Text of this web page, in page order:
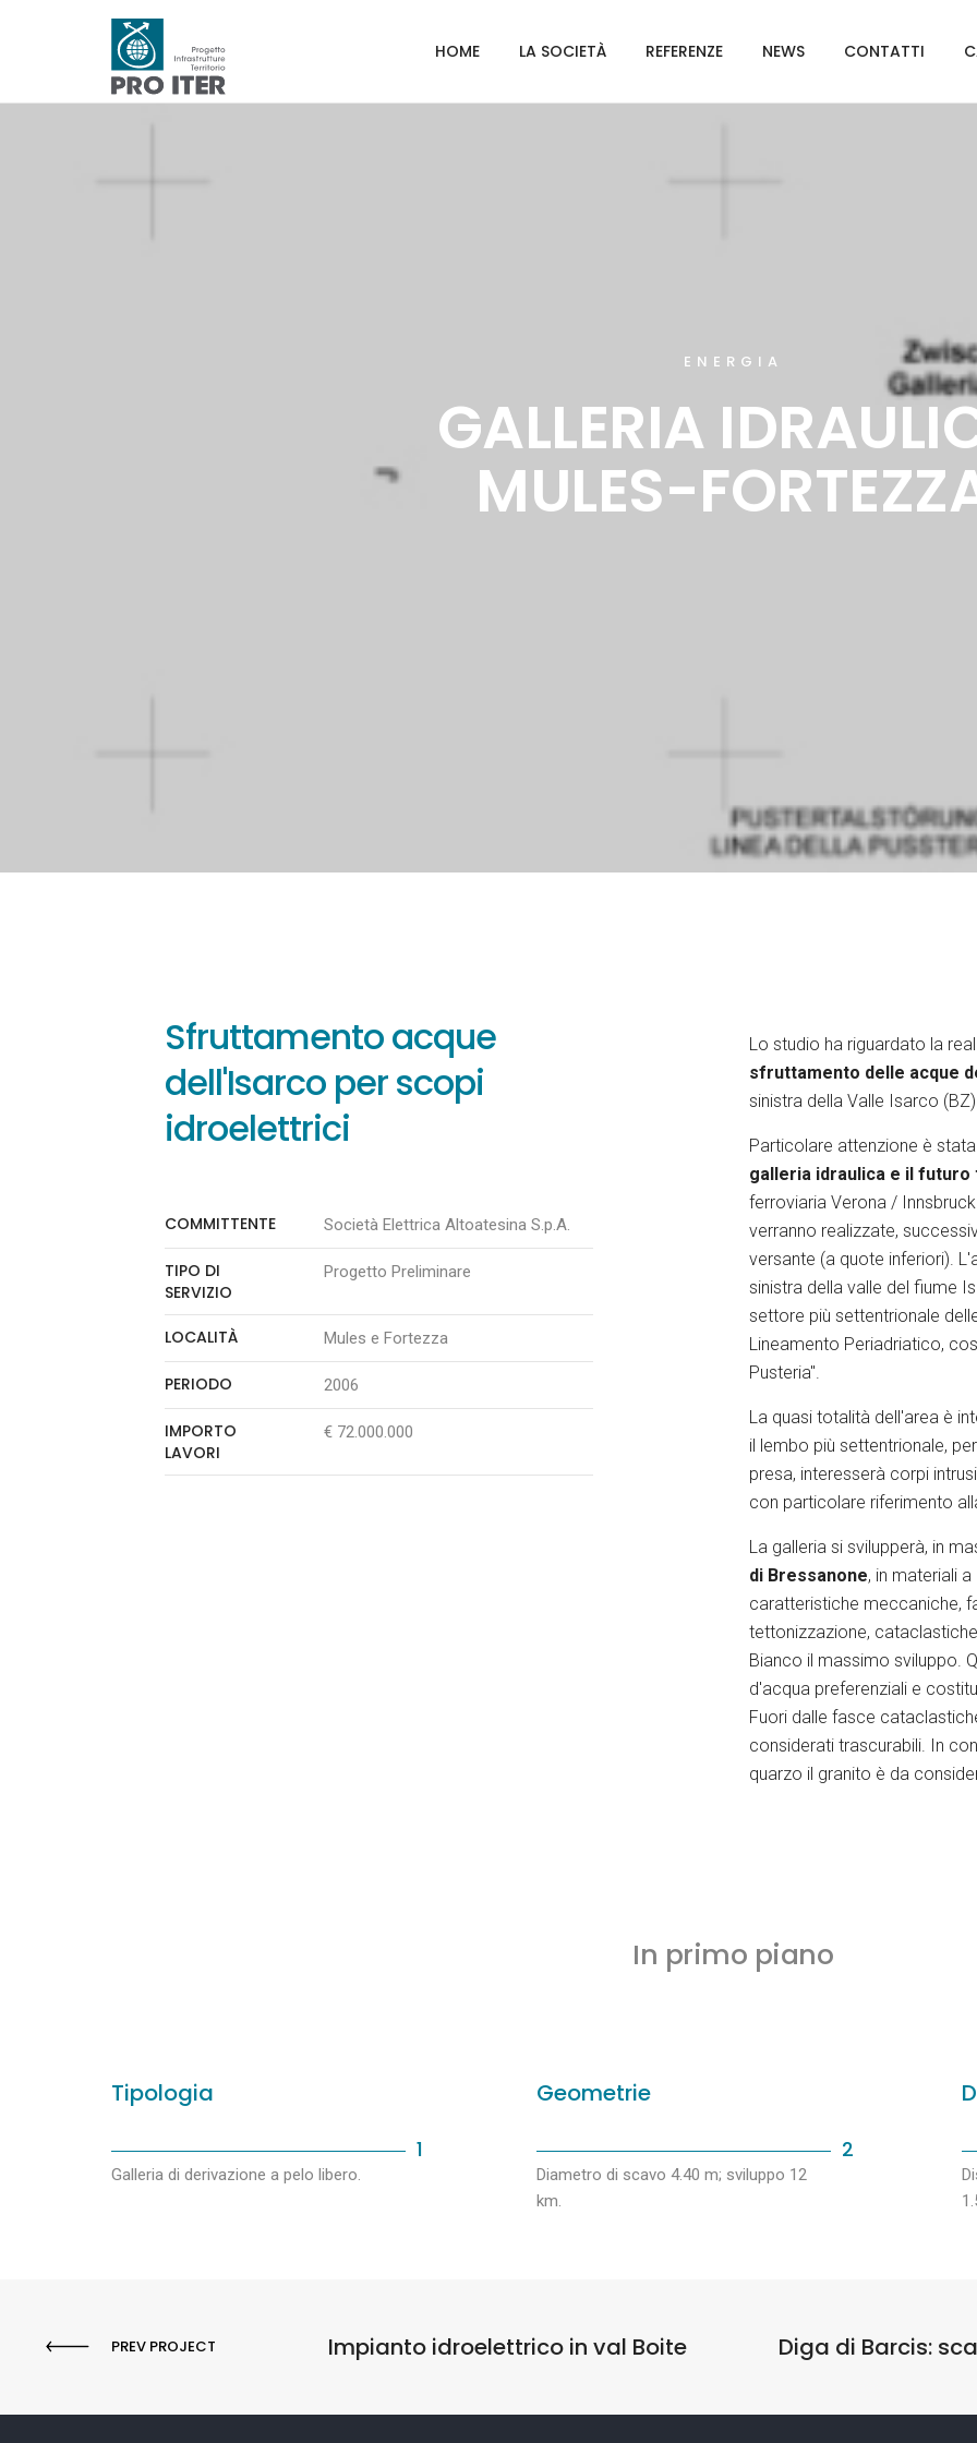
HOME LA SOCIETÀ REFERENZE NEWS CONTATTI
ENERGIA
GALLERIA
MULES-
Sfruttamento acque
dell'Isarco per scopi
idroelettrici
COMMITTENTE Società Elettrica Altoatesina S.p.A.
TIPO DI
SERVIZIO
Progetto Preliminare
LOCALITÀ Mules e Fortezza
PERIODO 2006
IMPORTO
LAVORI
€ 72.000.000
Lo studio ha riguardato la
sfruttamento delle acque
sinistra della Valle Isarco
Particolare attenzione è
galleria idraulica e il futuro
ferroviaria Verona /
verranno realizzate,
versante (a quote inferiori).
sinistra della valle del fiume
settore più settentrionale
Lineamento Periadriatico,
Pusteria".
La quasi totalità dell'area è
il lembo più settentrionale,
presa, interesserà corpi
con particolare riferimento
La galleria si svilupperà, in
di Bressanone, in materiali
caratteristiche meccaniche,
tettonizzazione,
Bianco il massimo sviluppo.
d'acqua preferenziali e
Fuori dalle fasce
considerati trascurabili. In
quarzo il granito è da
In primo piano
Tipologia
1
Galleria di derivazione a pelo libero.
Geometrie
2
Diametro di scavo 4.40 m; sviluppo 12
km.
PREV PROJECT Impianto idroelettrico in val Boite Diga di Barcis: